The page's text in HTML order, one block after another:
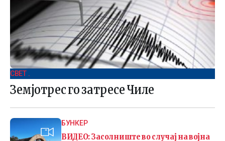
СВЕТ .
Земјотрес го затресе Чиле
БУНКЕР
ВИДЕО: Засолниште во случај на војна